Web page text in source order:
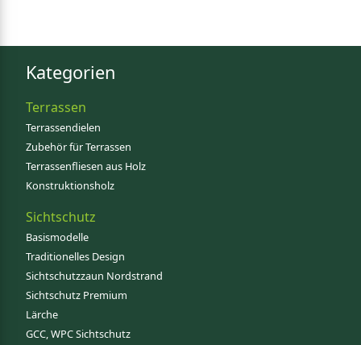
Kategorien
Terrassen
Terrassendielen
Zubehör für Terrassen
Terrassenfliesen aus Holz
Konstruktionsholz
Sichtschutz
Basismodelle
Traditionelles Design
Sichtschutzzaun Nordstrand
Sichtschutz Premium
Lärche
GCC, WPC Sichtschutz